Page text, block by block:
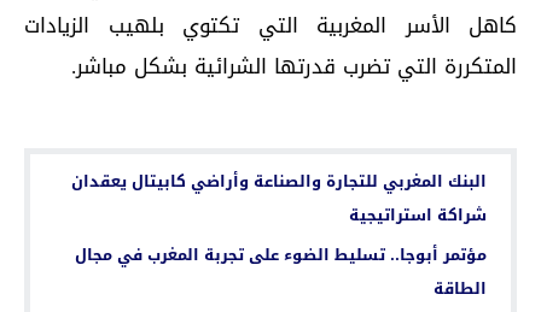
كاهل الأسر المغربية التي تكتوي بلهيب الزيادات
المتكررة التي تضرب قدرتها الشرائية بشكل مباشر.
البنك المغربي للتجارة والصناعة وأراضي كابيتال يعقدان
شراكة استراتيجية
مؤتمر أبوجا.. تسليط الضوء على تجربة المغرب في مجال
الطاقة